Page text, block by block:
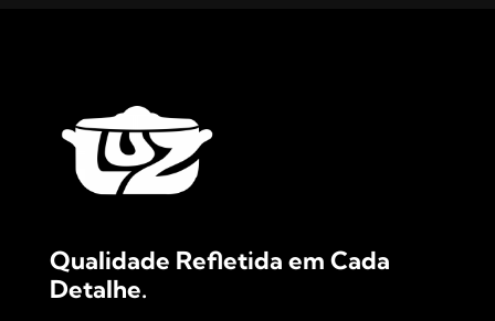
Qualidade Refletida em Cada
Detalhe.